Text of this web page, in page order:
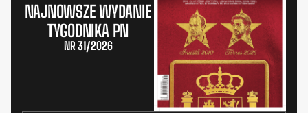
NAJNOWSZE WYDANIE
TYGODNIKA PN
NR 31/2026